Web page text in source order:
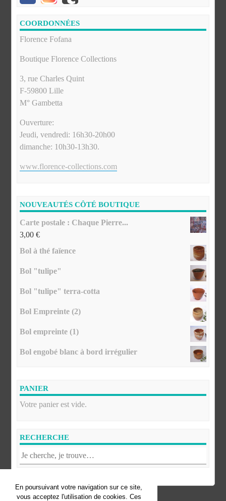
En poursuivant votre navigation sur ce site,
vous acceptez l'utilisation de cookies. Ces
COORDONNÉES
Florence Fofana
Boutique Florence Collections
3, rue Charles Quint
F-59800 Lille
M° Gambetta
Ouverture:
Jeudi, vendredi: 16h30-20h00
dimanche: 10h30-13h30.
www.florence-collections.com
NOUVEAUTÉS CÔTÉ BOUTIQUE
Carte postale : Chaque Pierre...
3,00€
Bol à thé faïence
Bol "tulipe"
Bol "tulipe" terra-cotta
Bol Empreinte (2)
Bol empreinte (1)
Bol engobé blanc à bord irrégulier
PANIER
Votre panier est vide.
RECHERCHE